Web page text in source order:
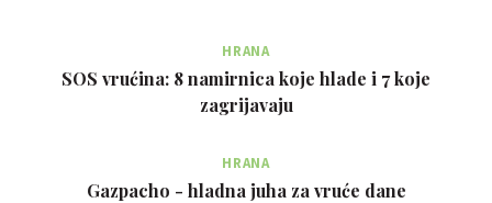
HRANA
SOS vrućina: 8 namirnica koje hlade i 7 koje
zagrijavaju
HRANA
Gazpacho - hladna juha za vruće dane